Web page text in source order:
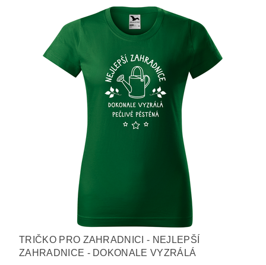
TRIČKO PRO ZAHRADNICI - NEJLEPŠÍ
ZAHRADNICE - DOKONALE VYZRÁLÁ